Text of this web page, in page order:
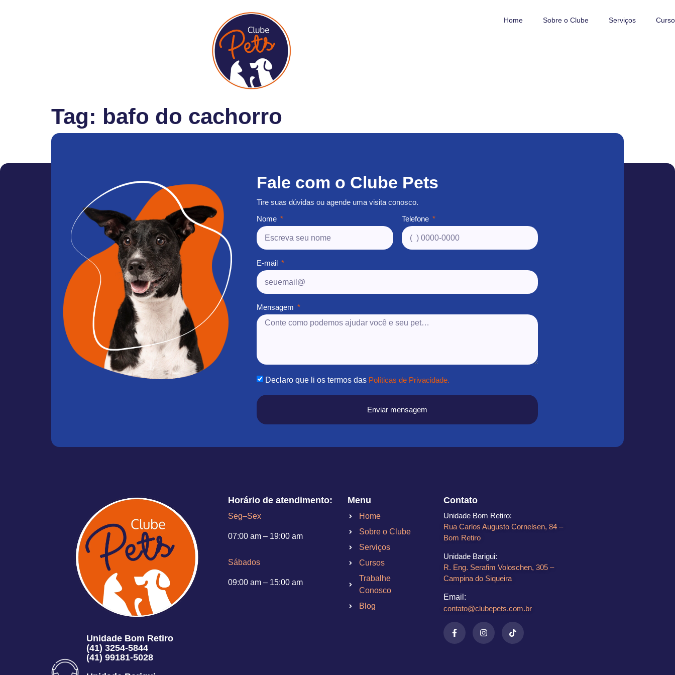
Home Sobre o Clube Serviços
Tag: bafo do cachorro
Fale com o Clube Pets
Tire suas dúvidas ou agende uma visita conosco.
Nome
Telefone
E-mail
Mensagem
Declaro que li os termos das Políticas de Privacidade.
Enviar mensagem
Unidade Bom Retiro
(41) 3254-5844
(41) 99181-5028
Horário de atendimento:
Seg–Sex
07:00 am – 19:00 am
Sábados
09:00 am – 15:00 am
Menu
Home
Sobre o Clube
Serviços
Cursos
Trabalhe
Conosco
Blog
Contato
Unidade Bom Retiro​:
Rua Carlos Augusto Cornelsen, 84 –
Bom Retiro​
Unidade Barigui:
R. Eng. Serafim Voloschen, 305 –
Campina do Siqueira
Email:
contato@clubepets.com.br​